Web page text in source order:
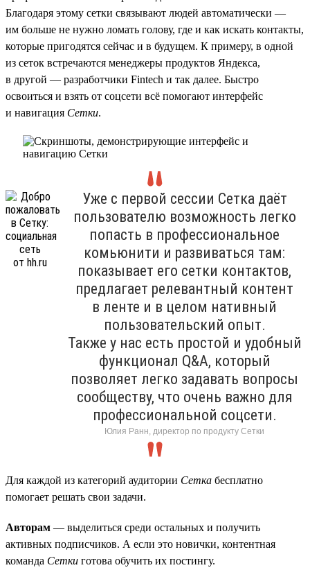
Благодаря этому сетки связывают людей автоматически —
им больше не нужно ломать голову, где и как искать контакты,
которые пригодятся сейчас и в будущем. К примеру, в одной
из сеток встречаются менеджеры продуктов Яндекса,
в другой — разработчики Fintech и так далее. Быстро
освоиться и взять от соцсети всё помогают интерфейс
и навигация Сетки.
Уже с первой сессии Сетка даёт
пользователю возможность легко
попасть в профессиональное
комьюнити и развиваться там:
показывает его сетки контактов,
предлагает релевантный контент
в ленте и в целом нативный
пользовательский опыт.
Также у нас есть простой и удобный
функционал Q&A, который
позволяет легко задавать вопросы
сообществу, что очень важно для
профессиональной соцсети.
Юлия Ранн, директор по продукту Сетки
Для каждой из категорий аудитории Сетка бесплатно
помогает решать свои задачи.
Авторам — выделиться среди остальных и получить
активных подписчиков. А если это новички, контентная
команда Сетки готова обучить их постингу.